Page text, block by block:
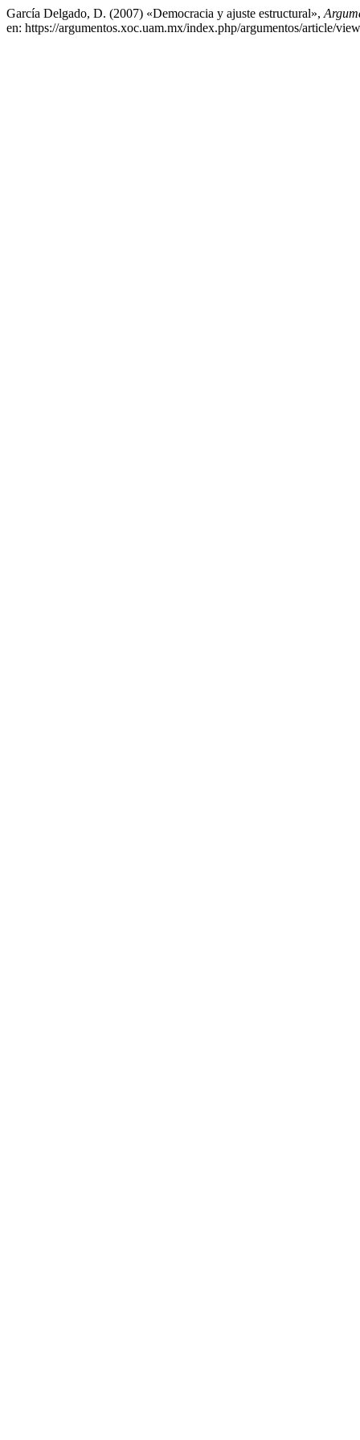
García Delgado, D. (2007) «Democracia y ajuste estructural»,
en: https://argumentos.xoc.uam.mx/index.php/argumentos/article/